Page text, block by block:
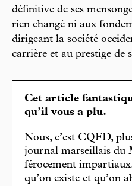
définitive de ses
rien changé ni aux
dirigeant la société
carrière et au prestige de
Cet article
qu’il vous a plu.
Nous, c’est CQFD,
journal marseillais du
férocement
qu’on existe et qu’on